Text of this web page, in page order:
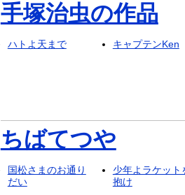
手塚治虫の作品
ハトよ天まで キャプテンKen
ちばてつや
国松さまのお通り
だい
少年よラケット
抱け